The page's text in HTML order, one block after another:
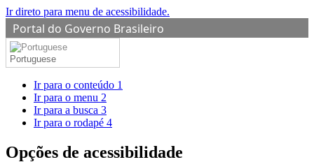
Ir direto para menu de acessibilidade.
Portal do Governo Brasileiro
Portuguese
Ir para o conteúdo 1
Ir para o menu 2
Ir para a busca 3
Ir para o rodapé 4
Opções de acessibilidade